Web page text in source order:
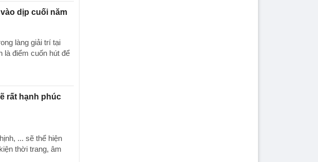
dịp cuối năm
làng giải trí tại
là điểm cuốn hút để
rất hạnh phúc
... sẽ thể hiện
thời trang, âm